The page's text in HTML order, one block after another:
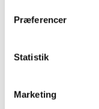
Præferencer
Statistik
Marketing
Juli 2021
April 2021